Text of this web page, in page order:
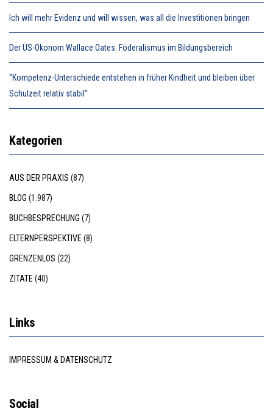
Ich will mehr Evidenz und will wissen, was all die Investitionen bringen
Der US-Ökonom Wallace Oates: Föderalismus im Bildungsbereich
“Kompetenz-Unterschiede entstehen in früher Kindheit und bleiben über
Schulzeit relativ stabil”
Kategorien
AUS DER PRAXIS (87)
BLOG (1.987)
BUCHBESPRECHUNG (7)
ELTERNPERSPEKTIVE (8)
GRENZENLOS (22)
ZITATE (40)
Links
IMPRESSUM & DATENSCHUTZ
Social